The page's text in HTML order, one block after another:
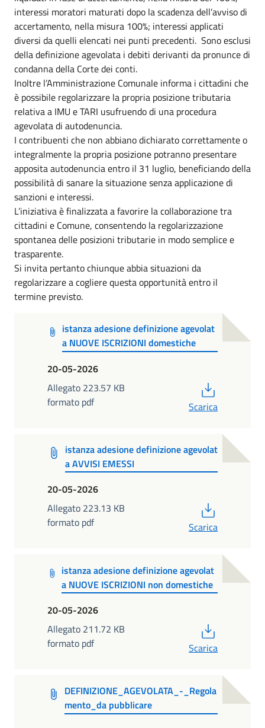
interessi moratori maturati dopo la scadenza dell’avviso di
accertamento, nella misura 100%; interessi applicati
diversi da quelli elencati nei punti precedenti. Sono esclusi
della definizione agevolata i debiti derivanti da pronunce di
condanna della Corte dei conti.
Inoltre l’Amministrazione Comunale informa i cittadini che
è possibile regolarizzare la propria posizione tributaria
relativa a IMU e TARI usufruendo di una procedura
agevolata di autodenuncia.
I contribuenti che non abbiano dichiarato correttamente o
integralmente la propria posizione potranno presentare
apposita autodenuncia entro il 31 luglio, beneficiando della
possibilità di sanare la situazione senza applicazione di
sanzioni e interessi.
L’iniziativa è finalizzata a favorire la collaborazione tra
cittadini e Comune, consentendo la regolarizzazione
spontanea delle posizioni tributarie in modo semplice e
trasparente.
Si invita pertanto chiunque abbia situazioni da
regolarizzare a cogliere questa opportunità entro il
termine previsto.
istanza adesione definizione agevolat
a NUOVE ISCRIZIONI domestiche
20-05-2026
Allegato 223.57 KB
formato pdf
Scarica
istanza adesione definizione agevolat
a AVVISI EMESSI
20-05-2026
Allegato 223.13 KB
formato pdf
Scarica
istanza adesione definizione agevolat
a NUOVE ISCRIZIONI non domestiche
20-05-2026
Allegato 211.72 KB
formato pdf
Scarica
DEFINIZIONE_AGEVOLATA_-_Regola
mento_da pubblicare